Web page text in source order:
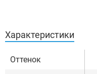
Характеристики
Оттенок